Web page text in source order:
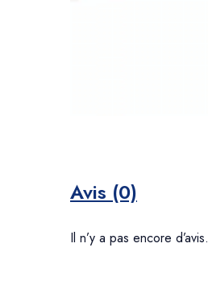
Avis (0)
Il n’y a pas encore d’avis.